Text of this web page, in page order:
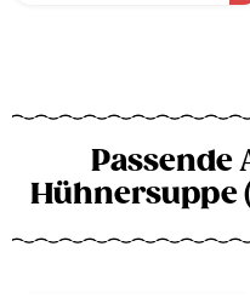
Passende
Hühnersuppe